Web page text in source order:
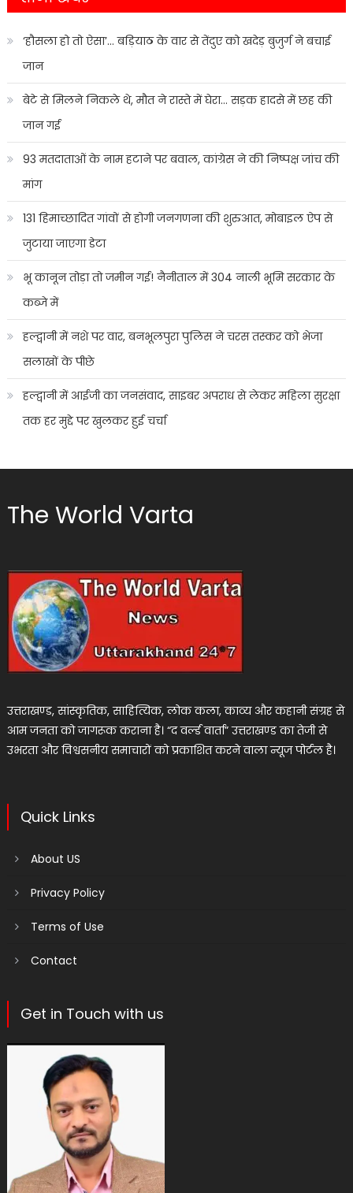
‘हौसला हो तो ऐसा’… बड़ियाठ के वार से तेंदुए को खदेड़ बुजुर्ग ने बचाई
जान
बेटे से मिलने निकले थे, मौत ने रास्ते में घेरा… सड़क हादसे में छह की
जान गई
93 मतदाताओं के नाम हटाने पर बवाल, कांग्रेस ने की निष्पक्ष जांच की
मांग
131 हिमाच्छादित गांवों से होगी जनगणना की शुरुआत, मोबाइल ऐप से
जुटाया जाएगा डेटा
भू कानून तोड़ा तो जमीन गई! नैनीताल में 304 नाली भूमि सरकार के
कब्जे में
हल्द्वानी में नशे पर वार, बनभूलपुरा पुलिस ने चरस तस्कर को भेजा
सलाखों के पीछे
हल्द्वानी में आईजी का जनसंवाद, साइबर अपराध से लेकर महिला सुरक्षा
तक हर मुद्दे पर खुलकर हुई चर्चा
The World Varta
उत्तराखण्ड, सांस्कृतिक, साहित्यिक, लोक कला, काव्य और कहानी संग्रह से
आम जनता को जागरूक कराना है। “द वर्ल्ड वार्ता” उत्तराखण्ड का तेजी से
उभरता और विश्वसनीय समाचारों को प्रकाशित करने वाला न्यूज पोर्टल है।
Quick Links
About US
Privacy Policy
Terms of Use
Contact
Get in Touch with us